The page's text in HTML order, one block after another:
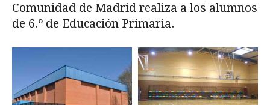
Comunidad de Madrid realiza a los alumnos
de 6.º de Educación Primaria.